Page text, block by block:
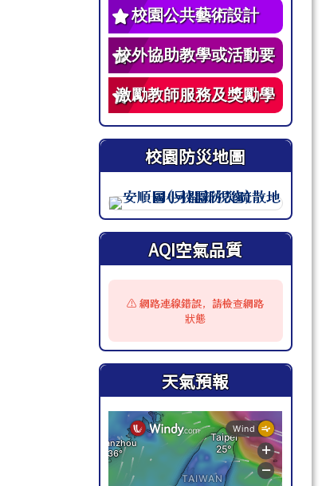
校園公共藝術設計
校外協助教學或活動要
點
激勵教師服務及獎勵學
生辦法
校園防災地圖
此圖為安順國小校園防災地圖（
AQI空氣品質
⚠️ 網路連線錯誤，請檢查網路
狀態
天氣預報